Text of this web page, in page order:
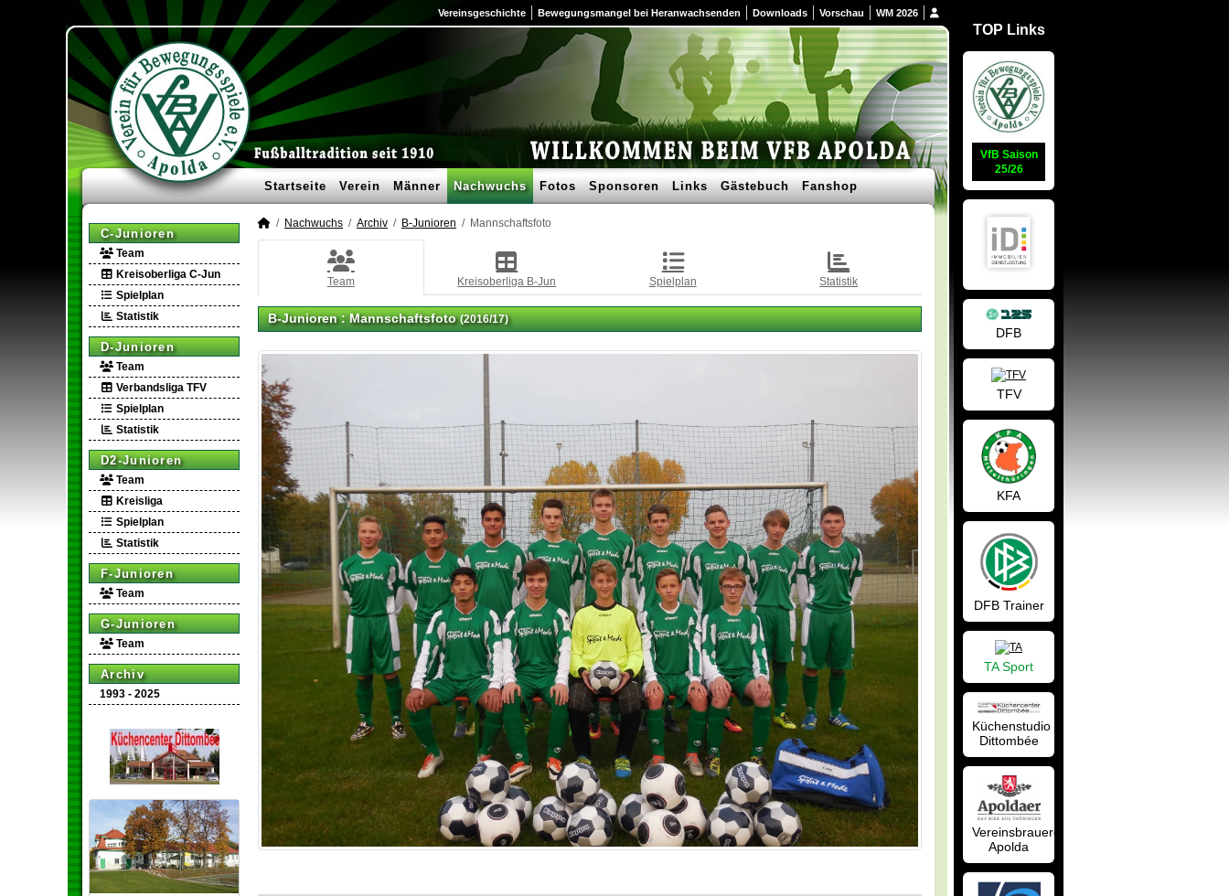
Vereinsgeschichte Bewegungsmangel bei Heranwachsenden Downloads Vorschau WM 2026
Startseite Verein Männer Nachwuchs Fotos Sponsoren Links Gästebuch Fanshop
C-Junioren
Team
Kreisoberliga C-Jun
Spielplan
Statistik
D-Junioren
Team
Verbandsliga TFV
Spielplan
Statistik
D2-Junioren
Team
Kreisliga
Spielplan
Statistik
F-Junioren
Team
G-Junioren
Team
Archiv
1993 - 2025
Nachwuchs Archiv B-Junioren Mannschaftsfoto
Team Kreisoberliga B-Jun Spielplan Statistik
B-Junioren :Mannschaftsfoto (2016/17)
TOP Links
VfB Saison
25/26
DFB
TFV
KFA
DFB Trainer
TA Sport
Küchenstudio
Dittombée
Vereinsbrauerei
Apolda